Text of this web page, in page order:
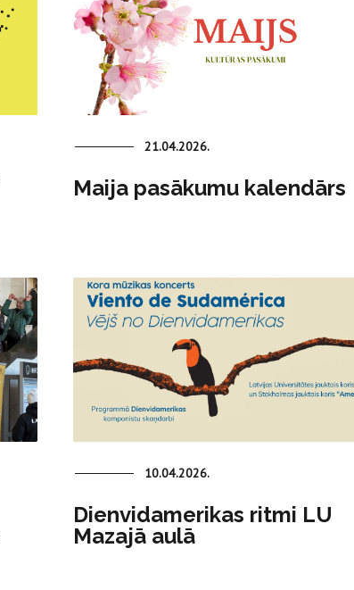
21.04.2026.
Maija pasākumu kalendārs
10.04.2026.
Dienvidamerikas ritmi LU
Mazajā aulā